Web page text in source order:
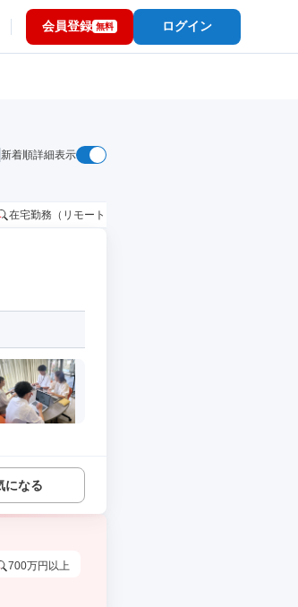
会員登録 無料 ログイン
新着順詳細表示
在宅勤務（リモートワーク）OK
になる
700万円以上